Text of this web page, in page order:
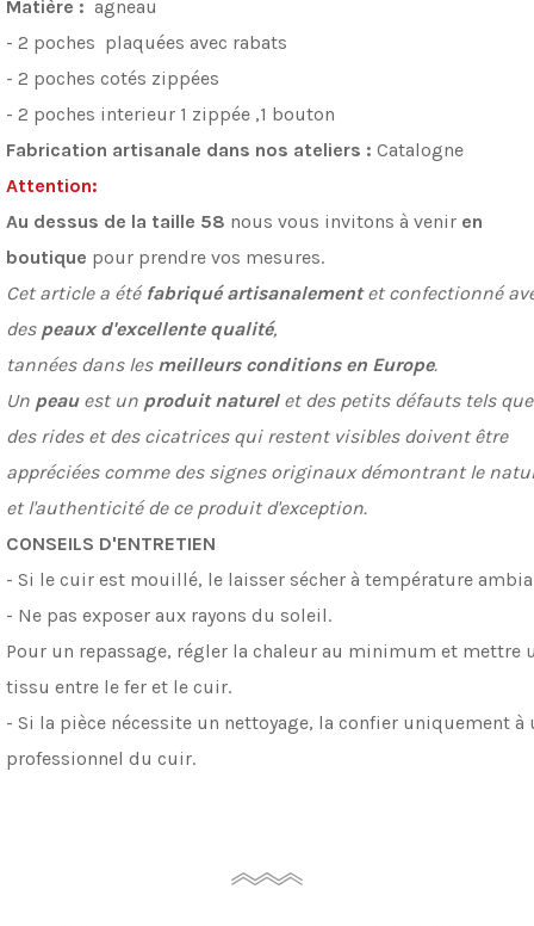
Matière : agneau
- 2 poches plaquées avec rabats
- 2 poches cotés zippées
- 2 poches interieur 1 zippée ,1 bouton
Fabrication artisanale dans nos ateliers : Catalogne
Attention:
Au dessus de la taille 58 nous vous invitons à venir en
boutique pour prendre vos mesures.
Cet article a été fabriqué artisanalementet confectionné
des peaux d'excellente qualité,
tannées dans lesmeilleurs conditions en Europe.
Un peauest un produit naturelet des petits défauts tels que
des rides et des cicatrices qui restent visibles doivent être
appréciées comme des signes originaux démontrant le
et l'authenticité de ce produit d'exception.
CONSEILS D'ENTRETIEN
- Si le cuir est mouillé, le laisser sécher à température
- Ne pas exposer aux rayons du soleil.
Pour un repassage, régler la chaleur au minimum et mettre
tissu entre le fer et le cuir.
- Si la pièce nécessite un nettoyage, la confier uniquement à
professionnel du cuir.